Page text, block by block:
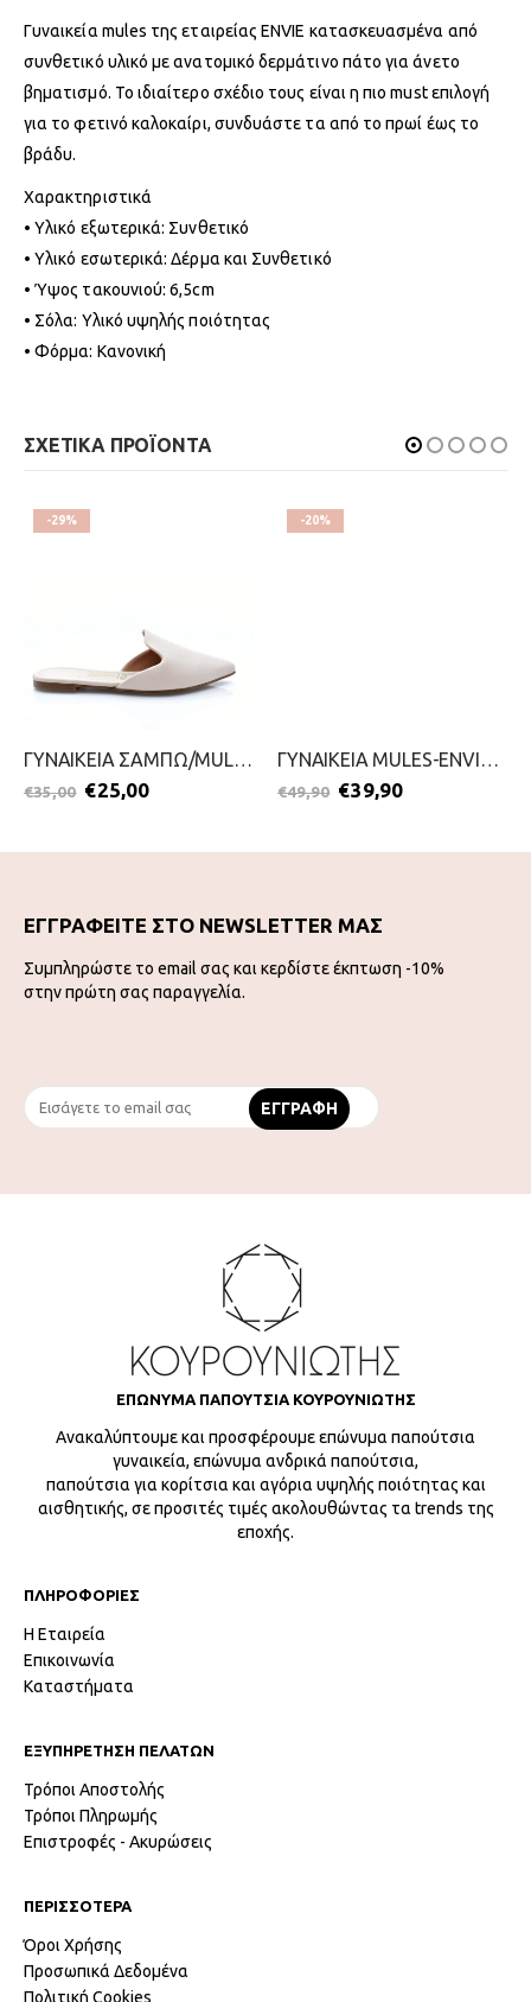
Γυναικεία mules της εταιρείας ENVIE κατασκευασμένα από
συνθετικό υλικό με ανατομικό δερμάτινο πάτο για άνετο
βηματισμό. Το ιδιαίτερο σχέδιο τους είναι η πιο must επιλογή
για το φετινό καλοκαίρι, συνδυάστε τα από το πρωί έως το
βράδυ.
Χαρακτηριστικά
• Υλικό εξωτερικά: Συνθετικό
• Υλικό εσωτερικά: Δέρμα και Συνθετικό
• Ύψος τακουνιού: 6,5cm
• Σόλα: Υλικό υψηλής ποιότητας
• Φόρμα: Κανονική
ΣΧΕΤΙΚΑ ΠΡΟΪΟΝΤΑ
-29%
ΓΥΝΑΙΚΕΙΑ ΣΑΜΠΩ/MULES-VIZZANO-2099-0747-NUDE
€35,00 €25,00
-20%
ΓΥΝΑΙΚΕΙΑ MULES-ENVIE-2299-0245-ΜΑΥΡΟ
€49,90 €39,90
ΕΓΓΡΑΦΕΙΤΕ ΣΤΟ NEWSLETTER ΜΑΣ
Συμπληρώστε το email σας και κερδίστε έκπτωση -10%
στην πρώτη σας παραγγελία.
ΕΠΩΝΥΜΑ ΠΑΠΟΥΤΣΙΑ ΚΟΥΡΟΥΝΙΩΤΗΣ
Ανακαλύπτουμε και προσφέρουμε επώνυμα παπούτσια
γυναικεία, επώνυμα ανδρικά παπούτσια,
παπούτσια για κορίτσια και αγόρια υψηλής ποιότητας και
αισθητικής, σε προσιτές τιμές ακολουθώντας τα trends της
εποχής.
ΠΛΗΡΟΦΟΡΙΕΣ
Η Εταιρεία
Επικοινωνία
Καταστήματα
ΕΞΥΠΗΡΕΤΗΣΗ ΠΕΛΑΤΩΝ
Τρόποι Αποστολής
Τρόποι Πληρωμής
Επιστροφές - Ακυρώσεις
ΠΕΡΙΣΣΟΤΕΡΑ
Όροι Χρήσης
Προσωπικά Δεδομένα
Πολιτική Cookies